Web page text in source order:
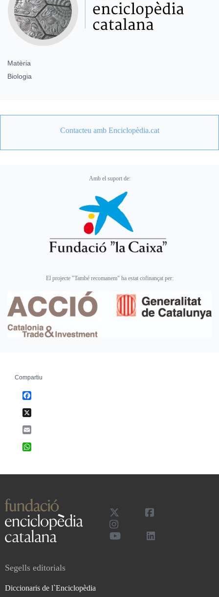
Matèria
Biologia
Contacteu amb Enciclopèdia.cat
Amb el suport de:
El projecte "També recomanem" ha estat cofinançat per:
Compartiu
Segells editorials
Diccionaris de l`Enciclopèdia